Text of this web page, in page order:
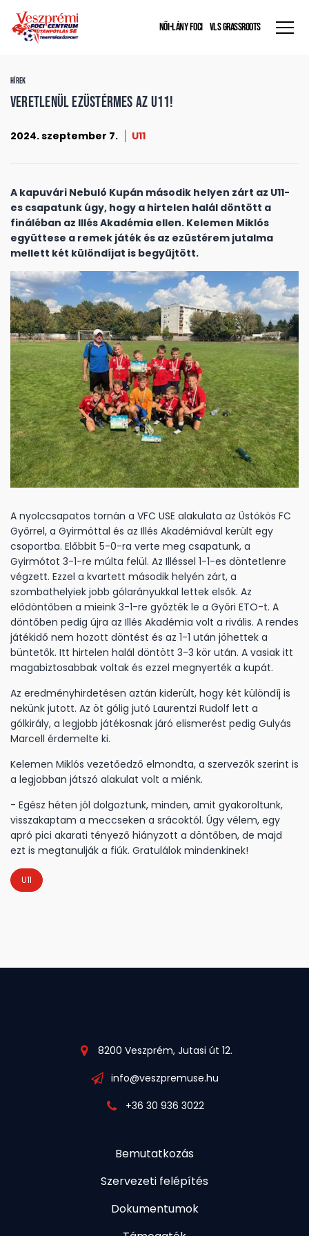
NŐI-LÁNY FOCI VLS GRASSROOTS
HÍREK
Veretlenül ezüstérmes az U11!
2024. szeptember 7. U11
A kapuvári Nebuló Kupán második helyen zárt az U11-
es csapatunk úgy, hogy a hirtelen halál döntött a
fináléban az Illés Akadémia ellen. Kelemen Miklós
együttese a remek játék és az ezüstérem jutalma
mellett két különdíjat is begyűjtött.
A nyolccsapatos tornán a VFC USE alakulata az Üstökös FC
Győrrel, a Gyirmóttal és az Illés Akadémiával került egy
csoportba. Előbbit 5-0-ra verte meg csapatunk, a
Gyirmótot 3-1-re múlta felül. Az Illéssel 1-1-es döntetlenre
végzett. Ezzel a kvartett második helyén zárt, a
szombathelyiek jobb gólarányukkal lettek elsők. Az
elődöntőben a mieink 3-1-re győzték le a Győri ETO-t. A
döntőben pedig újra az Illés Akadémia volt a rivális. A rendes
játékidő nem hozott döntést és az 1-1 után jöhettek a
büntetők. Itt hirtelen halál döntött 3-3 kör után. A vasiak itt
magabiztosabbak voltak és ezzel megnyerték a kupát.
Az eredményhirdetésen aztán kiderült, hogy két különdíj is
nekünk jutott. Az öt gólig jutó Laurentzi Rudolf lett a
gólkirály, a legjobb játékosnak járó elismerést pedig Gulyás
Marcell érdemelte ki.
Kelemen Miklós vezetőedző elmondta, a szervezők szerint is
a legjobban játszó alakulat volt a miénk.
- Egész héten jól dolgoztunk, minden, amit gyakoroltunk,
visszakaptam a meccseken a srácoktól. Úgy vélem, egy
apró pici akarati tényező hiányzott a döntőben, de majd
ezt is megtanulják a fiúk. Gratulálok mindenkinek!
U11
8200 Veszprém, Jutasi út 12.
info@veszpremuse.hu
+36 30 936 3022
Bemutatkozás
Szervezeti felépítés
Dokumentumok